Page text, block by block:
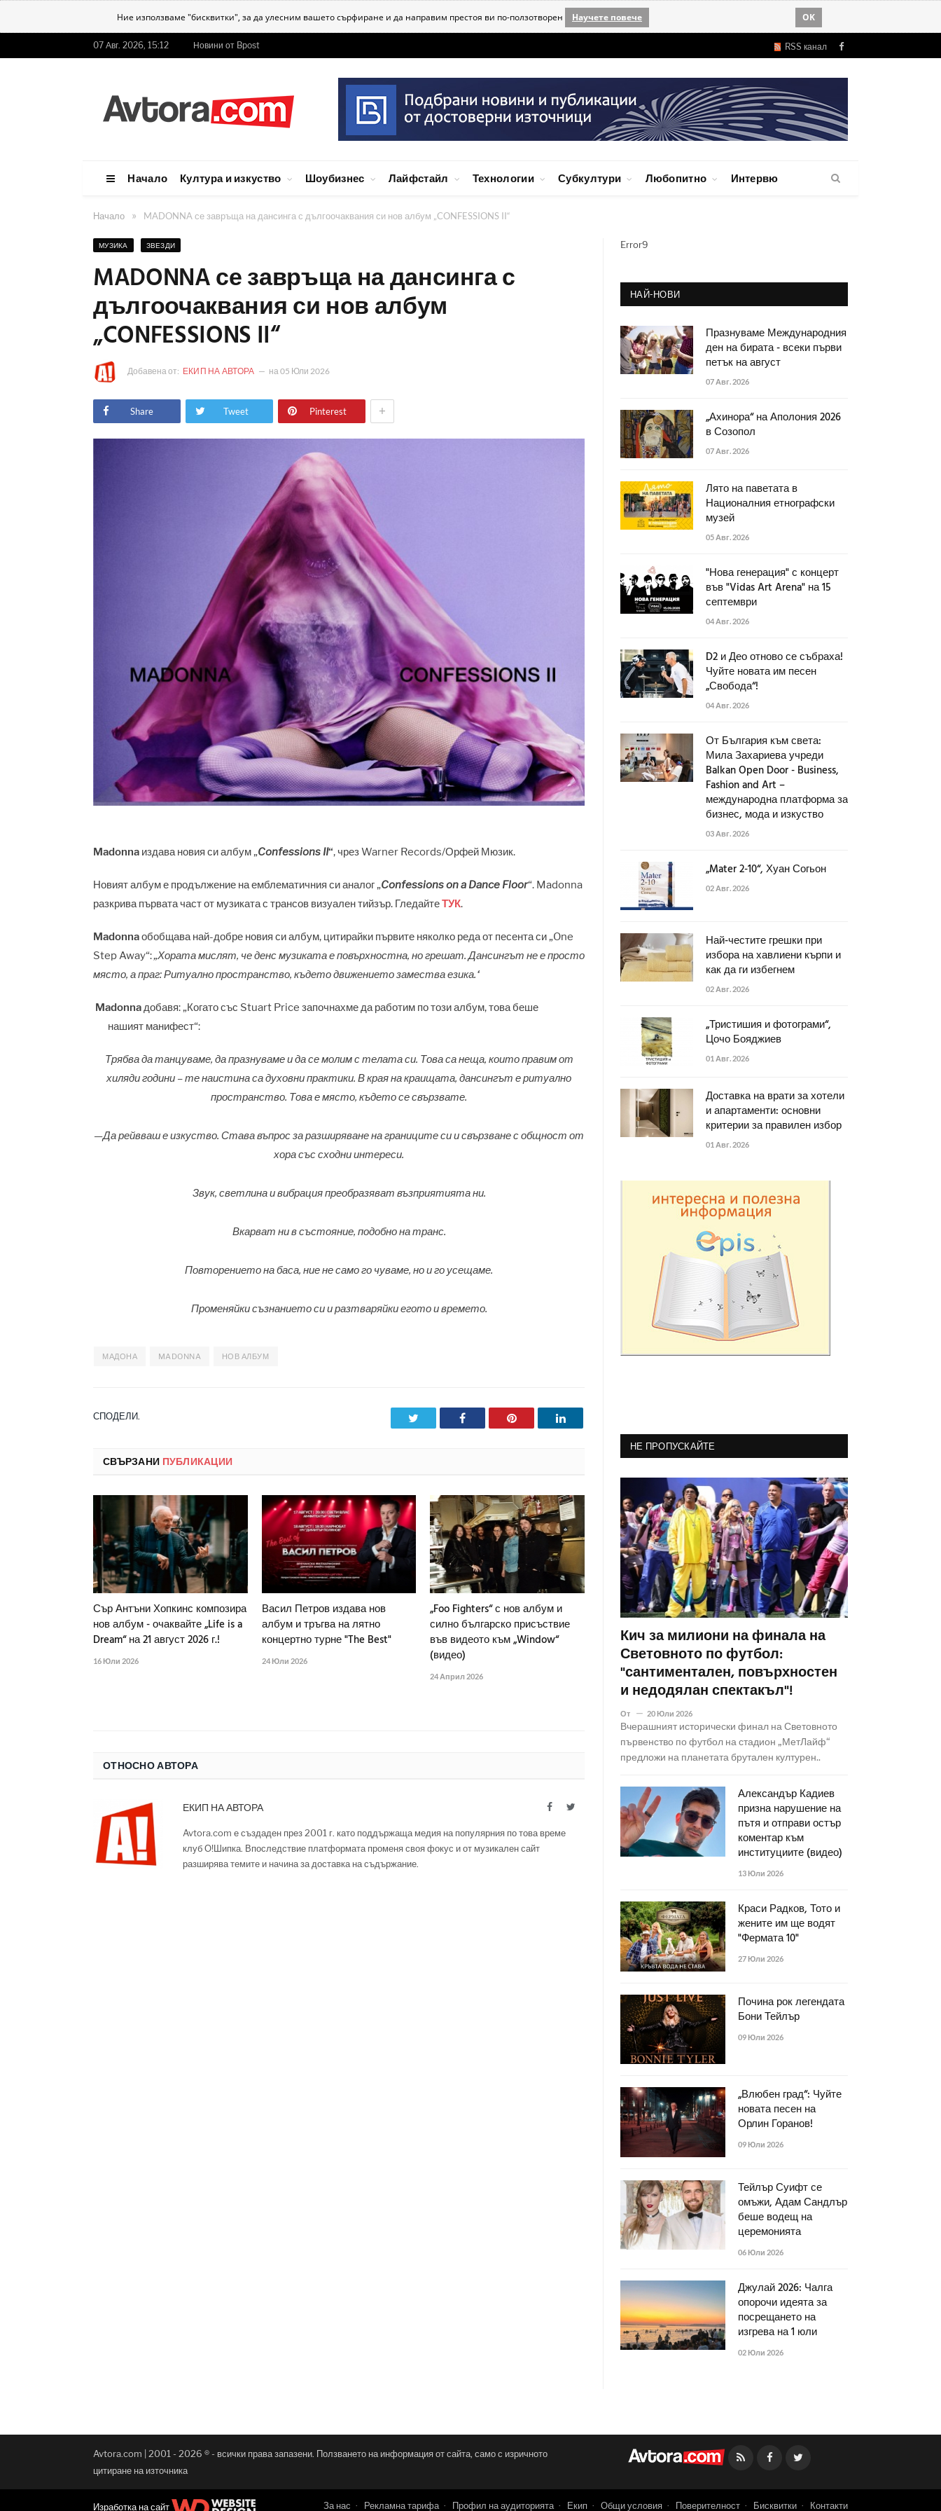
Ние използваме "бисквитки", за да улесним вашето сърфиране и да направим престоя ви по-ползотворен Научете повече OK
07 Авг. 2026, 15:12 Новини от Bpost RSS канал Facebook
Начало Култура и изкуство Шоубизнес Лайфстайл Технологии Субкултури Любопитно Интервю
Начало » MADONNA се завръща на дансинга с дългоочаквания си нов албум „CONFESSIONS II“
МУЗИКА ЗВЕЗДИ
MADONNA се завръща на дансинга с
дългоочаквания си нов албум
„CONFESSIONS II“
Добавена от: ЕКИП НА АВТОРА на 05 Юли 2026
Share Tweet Pinterest +
Madonna издава новия си албум „Confessions II“, чрез Warner Records/Орфей Мюзик.
Новият албум е продължение на емблематичния си аналог „Confessionson a Dance Floor“. Madonna
разкрива първата част от музиката с трансов визуален тийзър. ГледайтеТУК.
Madonnaобобщава най-добре новия си албум, цитирайки първите няколко реда от песента си „One
Step Away“:„Хората мислят, че денс музиката е повърхностна, но грешат. Дансингът не е просто
място, а праг: Ритуално пространство, където движението замества езика.“
Madonnaдобавя: „Когато със Stuart Price започнахме да работим по този албум, това беше
нашият манифест“:
Трябва да танцуваме, да празнуваме и да се молим с телата си. Това са неща, които правим от
хиляди години – те наистина са духовни практики. В края на краищата, дансингът е ритуално
пространство. Това е място, където се свързвате.
—Да рейвваш е изкуство. Става въпрос за разширяване на границите си и свързване с общност от
хора със сходни интереси.
Звук, светлина и вибрация преобразяват възприятията ни.
Вкарват ни в състояние, подобно на транс.
Повторението на баса, ние не само го чуваме, но и го усещаме.
Променяйки съзнанието си и разтваряйки егото и времето.
МАДОНА MADONNA НОВ АЛБУМ
СПОДЕЛИ. Facebook Pinterest LinkedIn
СВЪРЗАНИ ПУБЛИКАЦИИ
Сър Антъни Хопкинс композира
нов албум - очаквайте „Life is a
Dream“ на 21 август 2026 г.!
16 Юли 2026
Васил Петров издава нов
албум и тръгва на лятно
концертно турне "The Best"
24 Юли 2026
„Foo Fighters“ с нов албум и
силно българско присъствие
във видеото към „Window“
(видео)
24 Април 2026
ОТНОСНО АВТОРА
ЕКИП НА АВТОРА FacebookTwitter
Avtora.com е създаден през 2001 г. като поддържаща медия на популярния по това време
клуб О!Шипка. Впоследствие платформата променя своя фокус и от музикален сайт
разширява темите и начина за доставка на съдържание.
Error9
НАЙ-НОВИ
Празнуваме Международния
ден на бирата - всеки първи
петък на август
07 Авг. 2026
„Ахинора“ на Аполония 2026
в Созопол
07 Авг. 2026
Лято на паветата в
Националния етнографски
музей
05 Авг. 2026
"Нова генерация" с концерт
във "Vidas Art Arena" на 15
септември
04 Авг. 2026
D2 и Део отново се събраха!
Чуйте новата им песен
„Свобода“!
04 Авг. 2026
От България към света:
Мила Захариева учреди
Balkan Open Door - Business,
Fashion and Art –
международна платформа за
бизнес, мода и изкуство
03 Авг. 2026
„Mater 2-10“, Хуан Согьон
02 Авг. 2026
Най-честите грешки при
избора на хавлиени кърпи и
как да ги избегнем
02 Авг. 2026
„Тристишия и фотограми“,
Цочо Бояджиев
01 Авг. 2026
Доставка на врати за хотели
и апартаменти: основни
критерии за правилен избор
01 Авг. 2026
НЕ ПРОПУСКАЙТЕ
Кич за милиони на финала на
Световното по футбол:
"сантиментален, повърхностен
и недодялан спектакъл"!
От 20 Юли 2026
Вчерашният исторически финал на Световното
първенство по футбол на стадион „МетЛайф“
предложи на планетата брутален културен..
Александър Кадиев
призна нарушение на
пътя и отправи остър
коментар към
институциите (видео)
13 Юли 2026
Краси Радков, Тото и
жените им ще водят
"Фермата 10"
27 Юли 2026
Почина рок легендата
Бони Тейлър
09 Юли 2026
„Влюбен град“: Чуйте
новата песен на
Орлин Горанов!
09 Юли 2026
Тейлър Суифт се
омъжи, Адам Сандлър
беше водещ на
церемонията
06 Юли 2026
Джулай 2026: Чалга
опорочи идеята за
посрещането на
изгрева на 1 юли
02 Юли 2026
Avtora.com | 2001 - 2026 ® - всички права запазени. Ползването на информация от сайта, само с изричното
цитиране на източника
Facebook
Изработка на сайт За нас Рекламна тарифа Профил на аудиторията Екип Общи условия Поверителност Бисквитки Контакти